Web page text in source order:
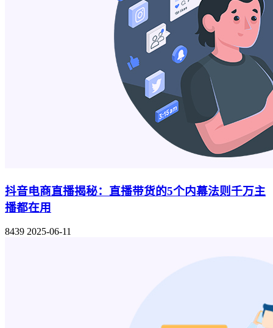
抖音电商直播揭秘：直播带货的5个内幕法则千万主
播都在用
8439 2025-06-11